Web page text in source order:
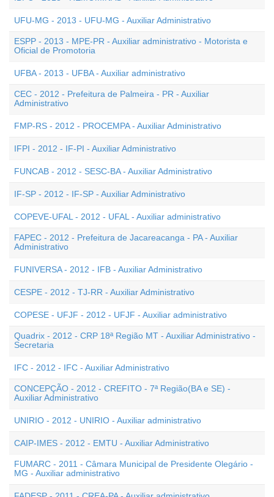
UFU-MG - 2013 - UFU-MG - Auxiliar Administrativo
ESPP - 2013 - MPE-PR - Auxiliar administrativo - Motorista e
Oficial de Promotoria
UFBA - 2013 - UFBA - Auxiliar administrativo
CEC - 2012 - Prefeitura de Palmeira - PR - Auxiliar
Administrativo
FMP-RS - 2012 - PROCEMPA - Auxiliar Administrativo
IFPI - 2012 - IF-PI - Auxiliar Administrativo
FUNCAB - 2012 - SESC-BA - Auxiliar Administrativo
IF-SP - 2012 - IF-SP - Auxiliar Administrativo
COPEVE-UFAL - 2012 - UFAL - Auxiliar administrativo
FAPEC - 2012 - Prefeitura de Jacareacanga - PA - Auxiliar
Administrativo
FUNIVERSA - 2012 - IFB - Auxiliar Administrativo
CESPE - 2012 - TJ-RR - Auxiliar Administrativo
COPESE - UFJF - 2012 - UFJF - Auxiliar administrativo
Quadrix - 2012 - CRP 18ª Região MT - Auxiliar Administrativo -
Secretaria
IFC - 2012 - IFC - Auxiliar Administrativo
CONCEPÇÃO - 2012 - CREFITO - 7ª Região(BA e SE) -
Auxiliar Administrativo
UNIRIO - 2012 - UNIRIO - Auxiliar administrativo
CAIP-IMES - 2012 - EMTU - Auxiliar Administrativo
FUMARC - 2011 - Câmara Municipal de Presidente Olegário -
MG - Auxiliar administrativo